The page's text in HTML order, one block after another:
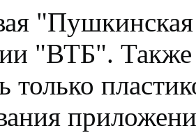
"ВТБ".
только